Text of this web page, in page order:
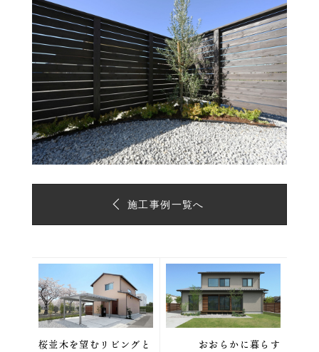
施工事例一覧へ
桜並木を望むリビングと
おおらかに暮らす